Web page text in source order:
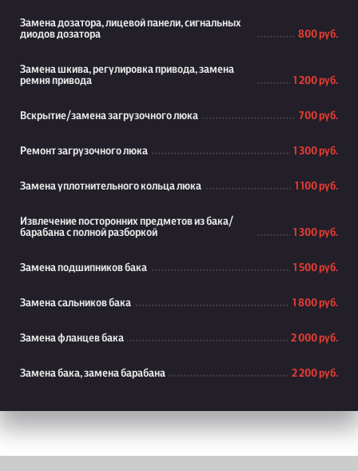
Замена дозатора, лицевой панели, сигнальных
диодов дозатора
800 руб.
Замена шкива, регулировка привода, замена
ремня привода
1 200 руб.
Вскрытие/замена загрузочного люка 700 руб.
Ремонт загрузочного люка 1 300 руб.
Замена уплотнительного кольца люка 1 100 руб.
Извлечение посторонних предметов из бака/
барабана с полной разборкой
1 300 руб.
Замена подшипников бака 1 500 руб.
Замена сальников бака 1 800 руб.
Замена фланцев бака 2 000 руб.
Замена бака, замена барабана 2 200 руб.